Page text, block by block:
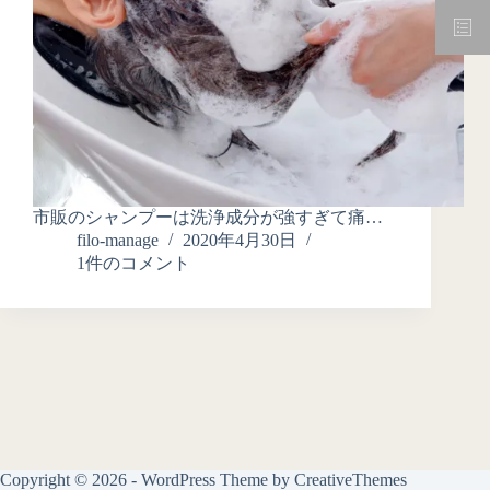
市販のシャンプーは洗浄成分が強すぎて痛…
filo-manage
2020年4月30日
1件のコメント
Copyright © 2026 - WordPress Theme by CreativeThemes